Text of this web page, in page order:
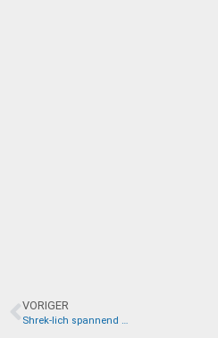
VORIGER
Shrek-lich spannend …